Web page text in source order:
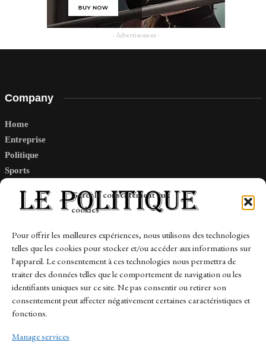
Gérer le consentement aux
cookies
Pour offrir les meilleures expériences, nous utilisons des technologies
telles que les cookies pour stocker et/ou accéder aux informations sur
l'appareil. Le consentement à ces technologies nous permettra de
traiter des données telles que le comportement de navigation ou les
identifiants uniques sur ce site. Ne pas consentir ou retirer son
consentement peut affecter négativement certaines caractéristiques et
fonctions.
Manage services
- Advertisement -
Company
Home
Entreprise
Politique
Sports
Links
Contact
Sitemap